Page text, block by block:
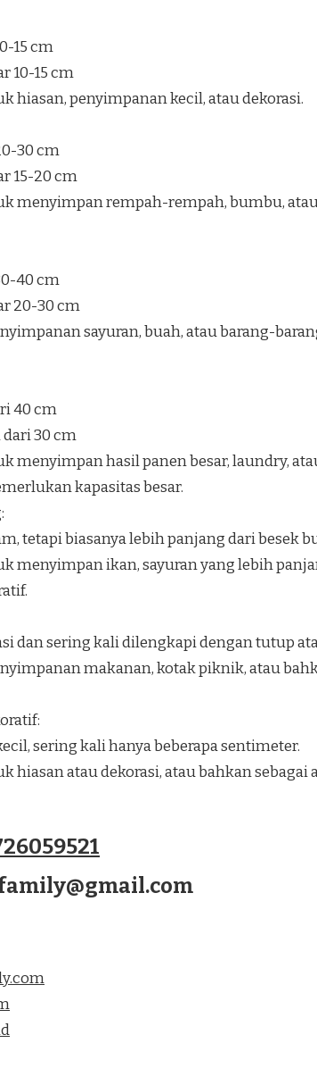
15 cm
10-15 cm
hiasan, penyimpanan kecil, atau dekorasi.
30 cm
15-20 cm
menyimpan rempah-rempah, bumbu,
40 cm
20-30 cm
sayuran, buah, atau barang-
40 cm
30 cm
menyimpan hasil panen besar, laundry,
kapasitas besar.
tetapi biasanya lebih panjang dari besek
menyimpan ikan, sayuran yang lebih
dan sering kali dilengkapi dengan tutup
makanan, kotak piknik, atau
sering kali hanya beberapa sentimeter.
hiasan atau dekorasi, atau bahkan sebagai